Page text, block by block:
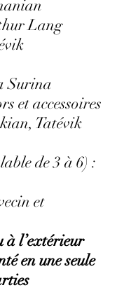
Lang
Surina
et accessoires
Tatévik
de 3 à 6) :
et
à l’extérieur
en une seule